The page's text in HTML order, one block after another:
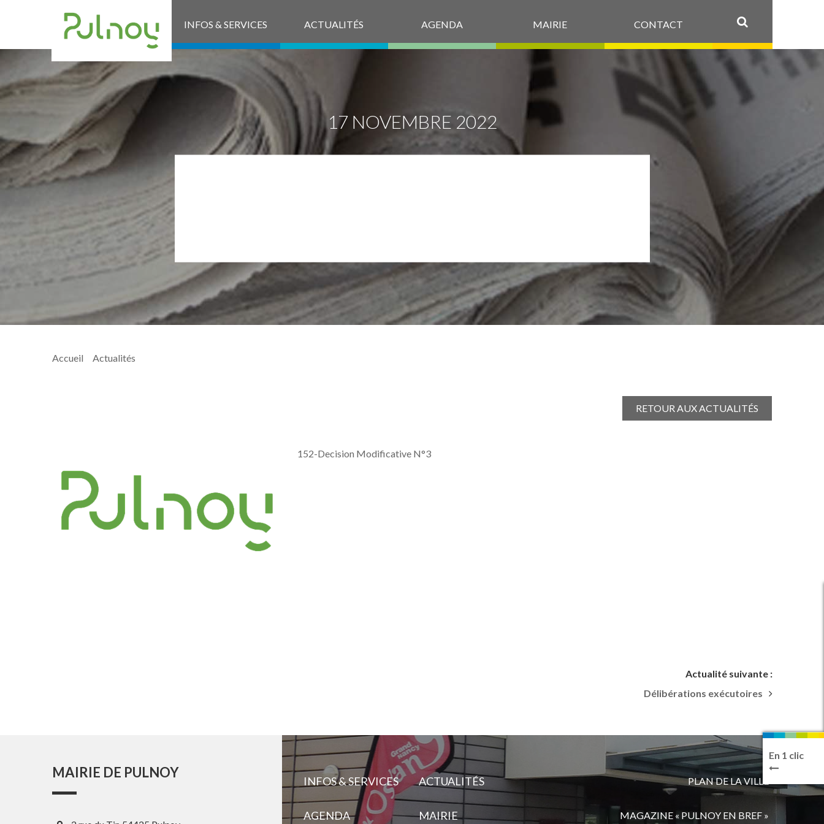
INFOS & SERVICES ACTUALITÉS AGENDA MAIRIE CONTACT
17 NOVEMBRE 2022
Accueil Actualités
RETOUR AUX ACTUALITÉS
152-Decision Modificative N°3
Actualité suivante :
Délibérations exécutoires
En 1 clic
MAIRIE DE PULNOY
INFOS & SERVICES ACTUALITÉS
AGENDA MAIRIE
PLAN DE LA VILLE
MAGAZINE « PULNOY EN BREF »